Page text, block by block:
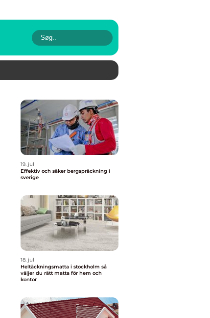
19. jul
Effektiv och säker bergspräckning i
sverige
18. jul
Heltäckningsmatta i stockholm så
väljer du rätt matta för hem och
kontor